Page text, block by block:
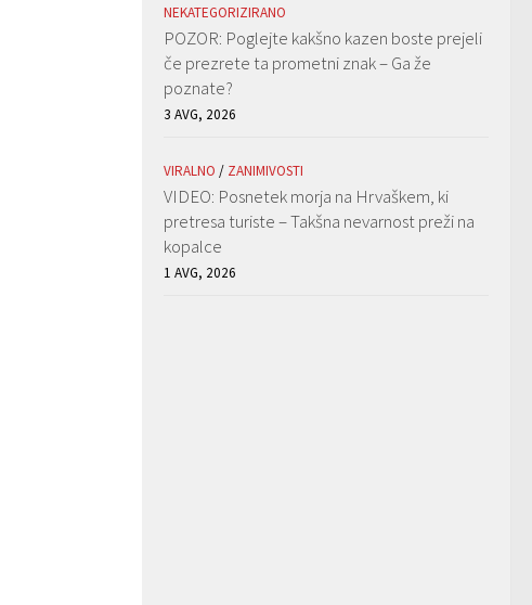
NEKATEGORIZIRANO
POZOR: Poglejte kakšno kazen boste prejeli
če prezrete ta prometni znak – Ga že
poznate?
3 AVG, 2026
VIRALNO / ZANIMIVOSTI
VIDEO: Posnetek morja na Hrvaškem, ki
pretresa turiste – Takšna nevarnost preži na
kopalce
1 AVG, 2026